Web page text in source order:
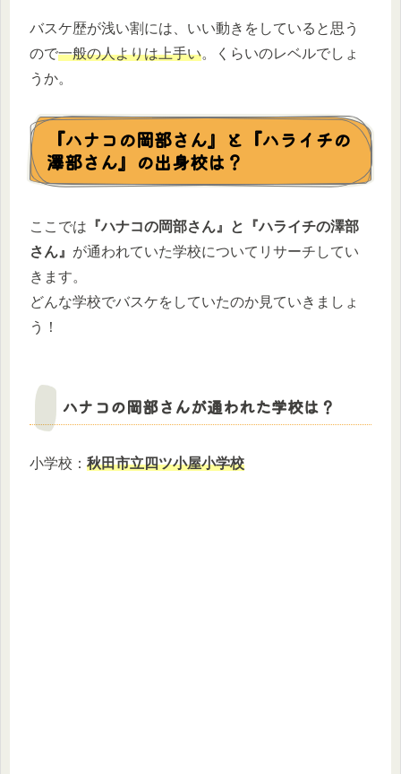
バスケ歴が浅い割には、いい動きをしていると思う
ので一般の人よりは上手い。くらいのレベルでしょ
うか。
『ハナコの岡部さん』と『ハライチの
澤部さん』の出身校は？
ここでは 『ハナコの岡部さん』と『ハライチの澤部
さん』 が通われていた学校についてリサーチしてい
きます。
どんな学校でバスケをしていたのか見ていきましょ
う！
ハナコの岡部さんが通われた学校は？
小学校： 秋田市立四ツ小屋小学校